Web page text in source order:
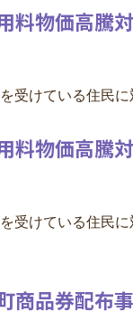
料物価高
受けている住民
料物価高
受けている住民
商品券配布